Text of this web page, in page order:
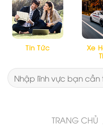
Tin Tức
Xe
Tìm
kiếm:
TRANG CHỦ